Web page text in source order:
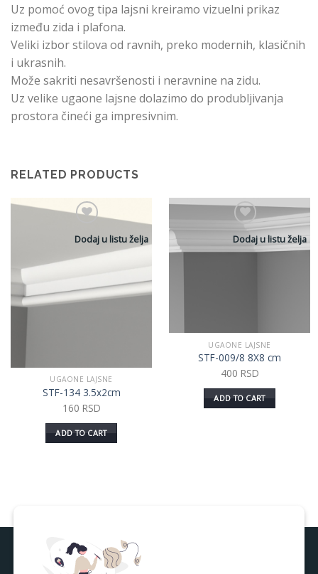
Uz pomoć ovog tipa lajsni kreiramo vizuelni prikaz
između zida i plafona.
Veliki izbor stilova od ravnih, preko modernih, klasičnih
i ukrasnih.
Može sakriti nesavršenosti i neravnine na zidu.
Uz velike ugaone lajsne dolazimo do produbljivanja
prostora čineći ga impresivnim.
RELATED PRODUCTS
Dodaj u listu želja
UGAONE LAJSNE
STF-134 3.5x2cm
160 RSD
ADD TO CART
Dodaj u listu želja
UGAONE LAJSNE
STF-009/8 8X8 cm
400 RSD
ADD TO CART